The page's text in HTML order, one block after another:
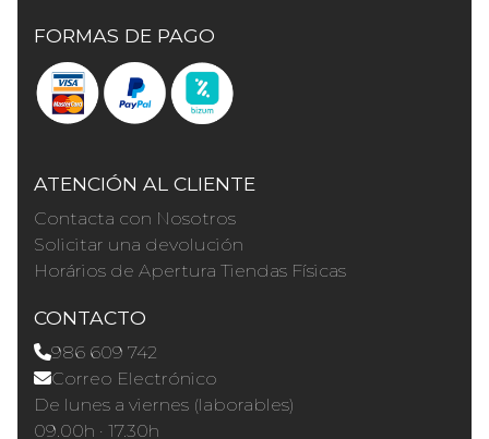
FORMAS DE PAGO
ATENCIÓN AL CLIENTE
Contacta con Nosotros
Solicitar una devolución
Horários de Apertura Tiendas Físicas
CONTACTO
986 609 742
Correo Electrónico
De lunes a viernes (laborables)
09.00h · 17.30h